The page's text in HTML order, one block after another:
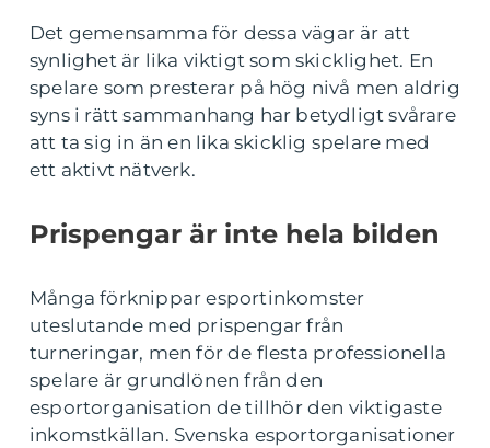
Det gemensamma för dessa vägar är att
synlighet är lika viktigt som skicklighet. En
spelare som presterar på hög nivå men aldrig
syns i rätt sammanhang har betydligt svårare
att ta sig in än en lika skicklig spelare med
ett aktivt nätverk.
Prispengar är inte hela bilden
Många förknippar esportinkomster
uteslutande med prispengar från
turneringar, men för de flesta professionella
spelare är grundlönen från den
esportorganisation de tillhör den viktigaste
inkomstkällan. Svenska esportorganisationer